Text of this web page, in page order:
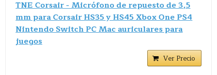
TNE Corsair - Micrófono de repuesto de 3,5
mm para Corsair HS35 y HS45 Xbox One PS4
Nintendo Switch PC Mac auriculares para
juegos
Ver Precio